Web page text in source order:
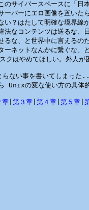
のサイバースペースに「日
ーバーにエロ画像を置いた
い？はたして明確な境界
法なコンテンツは送るな、
るな、と世界中に言える
ーネットなんかに繋ぐな
クはやめてほしい。外人
ない事を書いてしまっ
Unixの変な使い方の具体
章 第３章 第４章 第５章